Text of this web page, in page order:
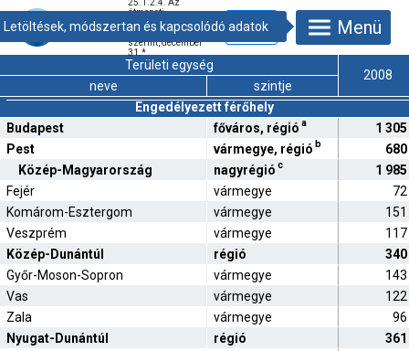
25.1.2.4. Az
átmeneti
gondozás adatai
vármegye és régió
szerint, december
31. *
Menü
Területi egység
2008
neve
szintje
Engedélyezett férőhely
Budapest
főváros, régió a
1 305
Pest
vármegye, régió b
680
Közép-Magyarország
nagyrégió c
1 985
Fejér
vármegye
72
Komárom-Esztergom
vármegye
151
Veszprém
vármegye
117
Közép-Dunántúl
régió
340
Győr-Moson-Sopron
vármegye
143
Vas
vármegye
122
Zala
vármegye
96
Nyugat-Dunántúl
régió
361